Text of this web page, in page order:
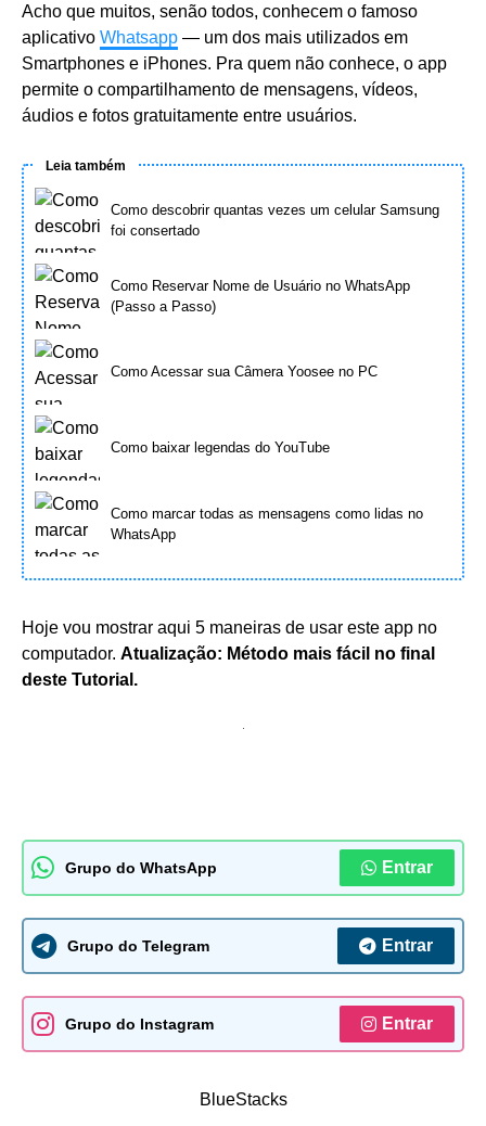
Acho que muitos, senão todos, conhecem o famoso
aplicativo Whatsapp ― um dos mais utilizados em
Smartphones e iPhones. Pra quem não conhece, o app
permite o compartilhamento de mensagens, vídeos,
áudios e fotos gratuitamente entre usuários.
Leia também
Como descobrir quantas vezes um celular Samsung
foi consertado
Como Reservar Nome de Usuário no WhatsApp
(Passo a Passo)
Como Acessar sua Câmera Yoosee no PC
Como baixar legendas do YouTube
Como marcar todas as mensagens como lidas no
WhatsApp
Hoje vou mostrar aqui 5 maneiras de usar este app no
computador. Atualização: Método mais fácil no final
deste Tutorial.
Grupo do WhatsApp Entrar
Grupo do Telegram Entrar
Grupo do Instagram Entrar
BlueStacks